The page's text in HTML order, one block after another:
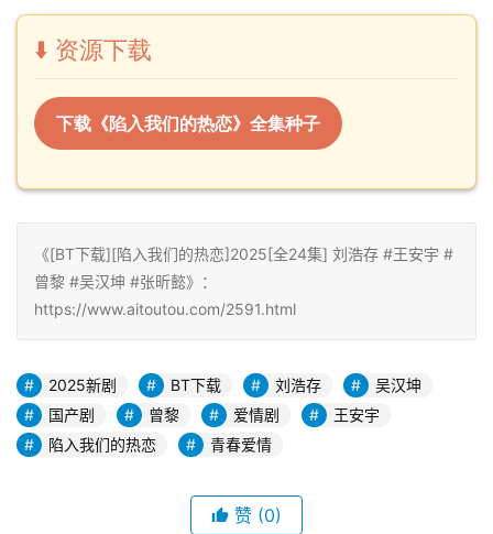
⬇️ 资源下载
下载《陷入我们的热恋》全集种子
《[BT下载][陷入我们的热恋]2025[全24集] 刘浩存 #王安宇 #
曾黎 #吴汉坤 #张昕懿》：
https://www.aitoutou.com/2591.html
2025新剧 BT下载 刘浩存
吴汉坤
国产剧
曾黎 爱情剧
王安宇
陷入我们的热恋
青春爱情
赞 (0)